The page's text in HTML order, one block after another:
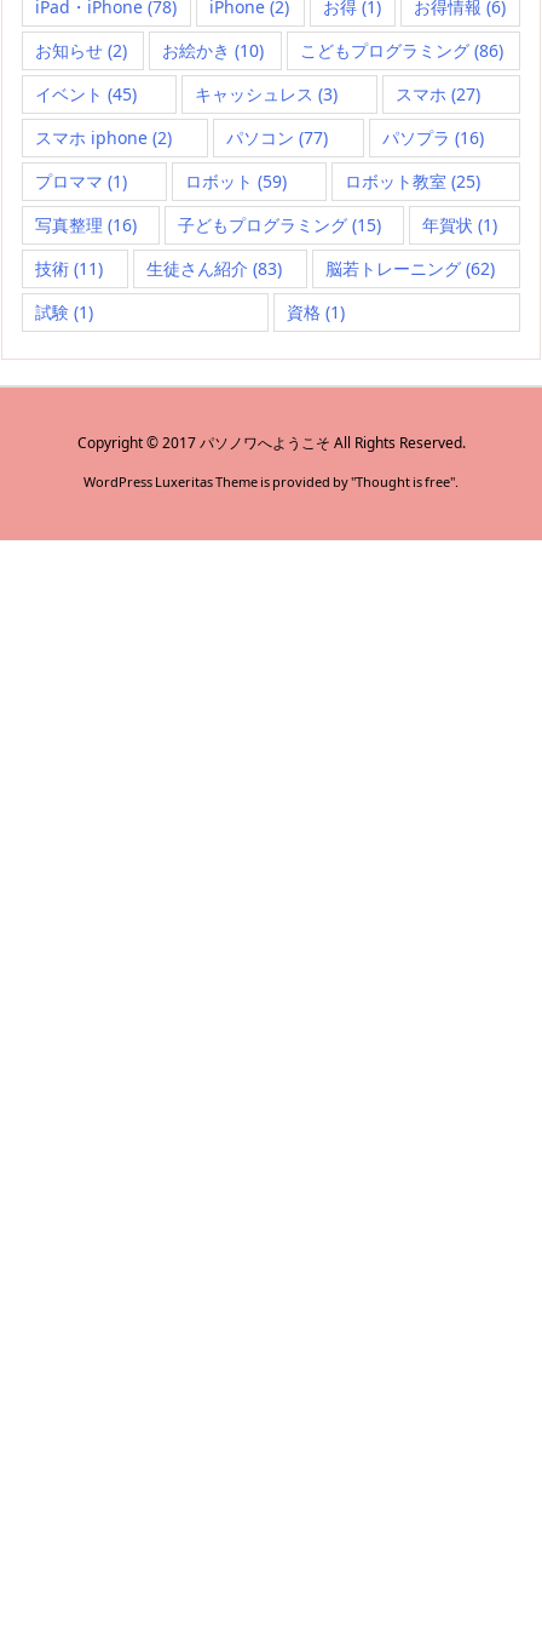
iPad・iPhone (78) iPhone (2) お得(1) お得情報 (6)
お知らせ (2) お絵かき (10) こどもプログラミング(86)
イベント (45) キャッシュレス (3) スマホ (27)
スマホ iphone (2) パソコン (77) パソプラ (16)
プロママ (1) ロボット (59) ロボット教室 (25)
写真整理 (16) 子どもプログラミング (15) 年賀状 (1)
技術 (11) 生徒さん紹介 (83) 脳若トレーニング (62)
試験 (1) 資格 (1)
Copyright ©2017 パソノワへようこそ All Rights Reserved.
WordPress Luxeritas Theme is provided by "Thought is free".